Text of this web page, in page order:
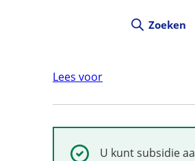
Zoeken
Lees voor
Succesvol:
U kunt subsidie